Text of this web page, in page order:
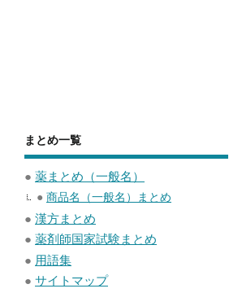
まとめ一覧
● 薬まとめ（一般名）
● 商品名（一般名）まとめ
● 漢方まとめ
● 薬剤師国家試験まとめ
● 用語集
● サイトマップ